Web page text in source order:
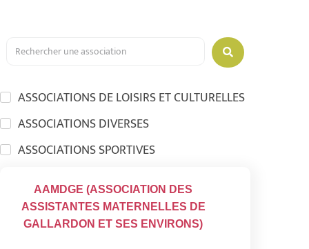
ASSOCIATIONS DE LOISIRS ET CULTURELLES
ASSOCIATIONS DIVERSES
ASSOCIATIONS SPORTIVES
AAMDGE (ASSOCIATION DES
ASSISTANTES MATERNELLES DE
GALLARDON ET SES ENVIRONS)